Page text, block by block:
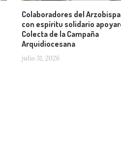
Colaboradores del
con espíritu solidario
Colecta de la Campaña
Arquidiocesana
julio 31, 2026